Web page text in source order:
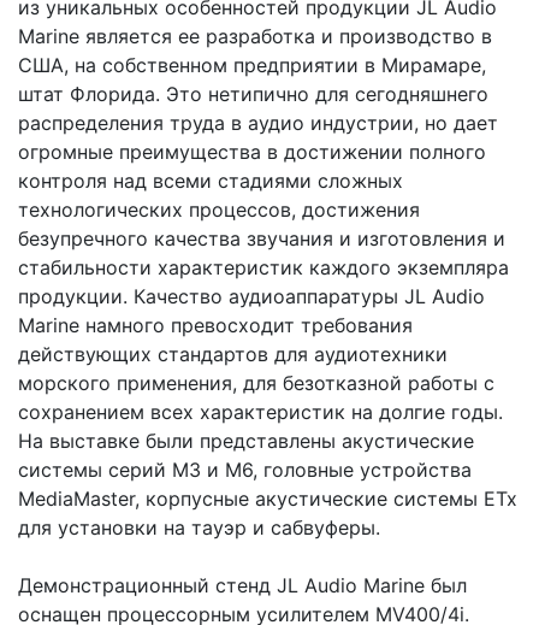
из уникальных особенностей продукции JL Audio
Marine является ее разработка и производство в
США, на собственном предприятии в Мирамаре,
штат Флорида. Это нетипично для сегодняшнего
распределения труда в аудио индустрии, но дает
огромные преимущества в достижении полного
контроля над всеми стадиями сложных
технологических процессов, достижения
безупречного качества звучания и изготовления и
стабильности характеристик каждого экземпляра
продукции. Качество аудиоаппаратуры JL Audio
Marine намного превосходит требования
действующих стандартов для аудиотехники
морского применения, для безотказной работы с
сохранением всех характеристик на долгие годы.
На выставке были представлены акустические
системы серий М3 и М6, головные устройства
MediaMaster, корпусные акустические системы ETx
для установки на тауэр и сабвуферы.
Демонстрационный стенд JL Audio Marine был
оснащен процессорным усилителем MV400/4i.